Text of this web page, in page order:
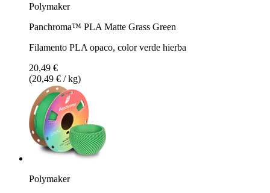
Polymaker
Panchroma™ PLA Matte Grass Green
Filamento PLA opaco, color verde hierba
20,49 €
(20,49 € / kg)
Polymaker